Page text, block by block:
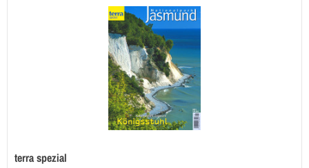
terra spezial